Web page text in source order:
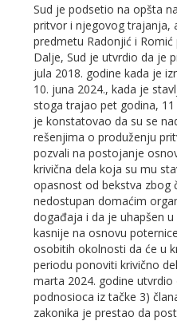
Sud je podsetio na opšta
pritvor i njegovog trajanja,
predmetu Radonjić i Romić
Dalјe, Sud je utvrdio da je
jula 2018. godine kada je
10. juna 2024., kada je
stoga trajao pet godina,
je konstatovao da su se
rešenjima o produženju
pozvali na postojanje
krivična dela koja su mu
opasnost od bekstva zbog
nedostupan domaćim
događaja i da je uhapšen
kasnije na osnovu
osobitih okolnosti da će u
periodu ponoviti krivično
marta 2024. godine
podnosioca iz tačke 3)
zakonika je prestao da